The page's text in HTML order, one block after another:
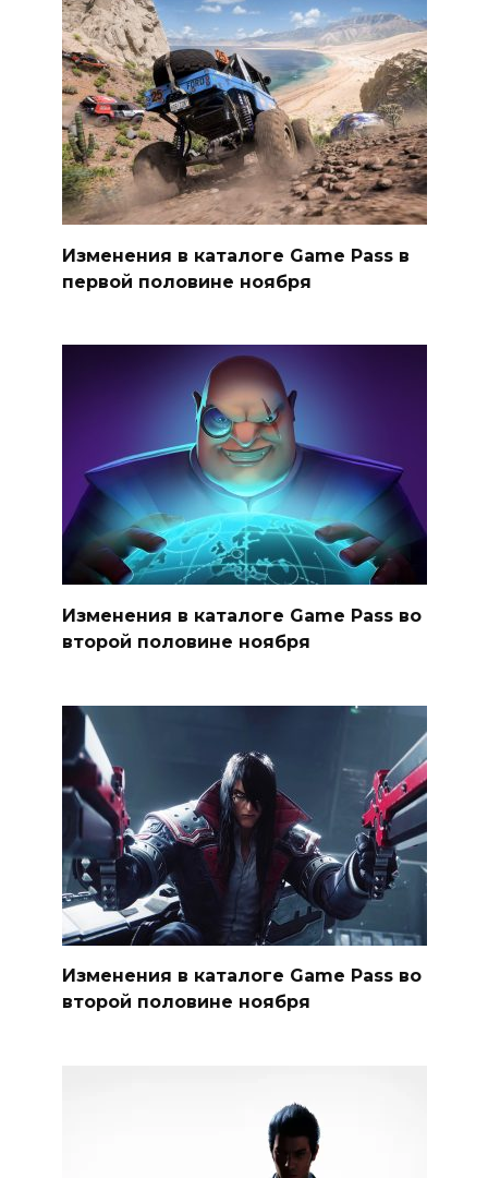
Изменения в каталоге Game Pass в
первой половине ноября
Изменения в каталоге Game Pass во
второй половине ноября
Изменения в каталоге Game Pass во
второй половине ноября